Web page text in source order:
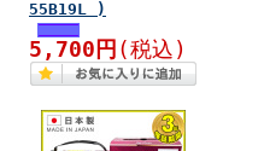
55B19L )
5,700円 (税込)